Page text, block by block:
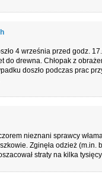
4 września przed godz.
do drewna. Chłopak z
doszło podczas prac
nieznani sprawcy
Zginęła odzież
straty na kilka tysięcy